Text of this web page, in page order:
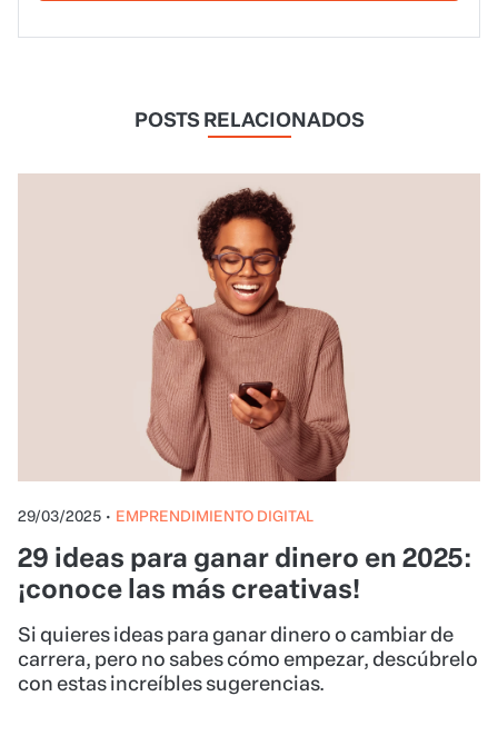
POSTS RELACIONADOS
29/03/2025 • EMPRENDIMIENTO DIGITAL
29 ideas para ganar dinero en 2025:
¡conoce las más creativas!
Si quieres ideas para ganar dinero o cambiar de
carrera, pero no sabes cómo empezar, descúbrelo
con estas increíbles sugerencias.